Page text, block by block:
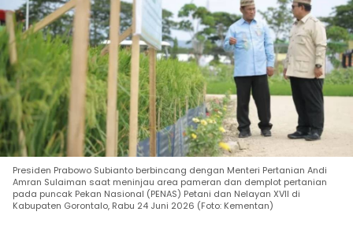
Presiden Prabowo Subianto berbincang dengan Menteri Pertanian Andi
Amran Sulaiman saat meninjau area pameran dan demplot pertanian
pada puncak Pekan Nasional (PENAS) Petani dan Nelayan XVII di
Kabupaten Gorontalo, Rabu 24 Juni 2026 (Foto: Kementan)